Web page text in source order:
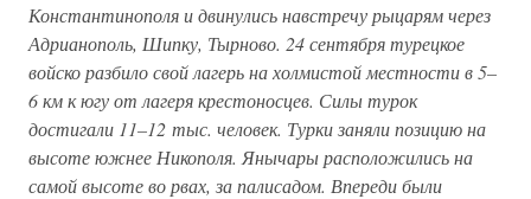
Константинополя и двинулись навстречу рыцарям через
Адрианополь, Шипку, Тырново. 24 сентября турецкое
войско разбило свой лагерь на холмистой местности в 5–
6 км к югу от лагеря крестоносцев. Силы турок
достигали 11–12 тыс. человек. Турки заняли позицию на
высоте южнее Никополя. Янычары расположились на
самой высоте во рвах, за палисадом. Впереди были